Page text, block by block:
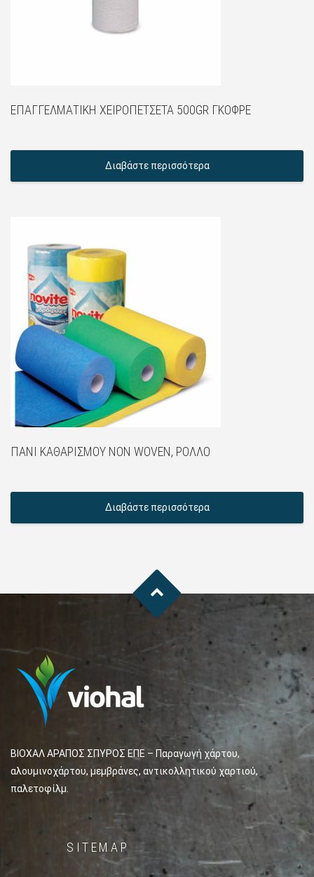
ΕΠΑΓΓΕΛΜΑΤΙΚΉ ΧΕΙΡΟΠΕΤΣΈΤΑ 500GR ΓΚΟΦΡΈ
Διαβάστε περισσότερα
ΠΑΝΊ ΚΑΘΑΡΙΣΜΟΎ NON WOVEN, ΡΟΛΛΌ
Διαβάστε περισσότερα
ΒΙΟΧΑΛ ΑΡΑΠΟΣ ΣΠΥΡΟΣ ΕΠΕ – Παραγωγή χάρτου,
αλουμινοχάρτου, μεμβράνες, αντικολλητικού χαρτιού,
παλετοφίλμ.
SITEMAP